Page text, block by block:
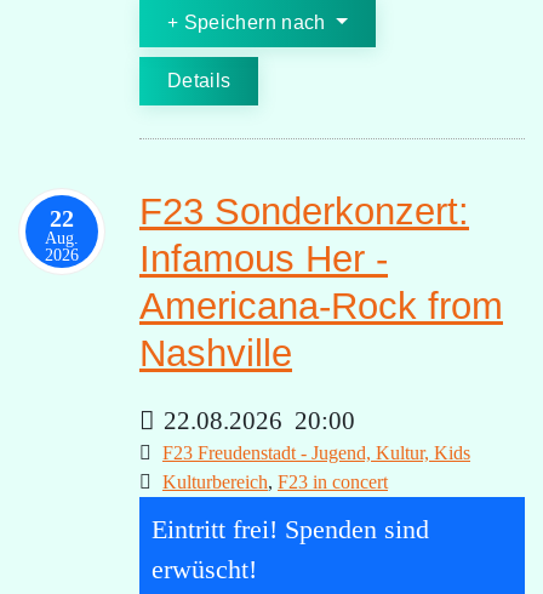
Speichern nach
Details
22
Aug.
2026
F23 Sonderkonzert:
Infamous Her -
Americana-Rock from
Nashville
22.08.2026 20:00
F23 Freudenstadt - Jugend, Kultur, Kids
Kulturbereich, F23 in concert
Eintritt frei! Spenden sind
erwüscht!